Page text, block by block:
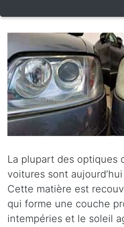
La plupart des optiques
voitures sont
Cette matière est
qui forme une couche
intempéries et le soleil